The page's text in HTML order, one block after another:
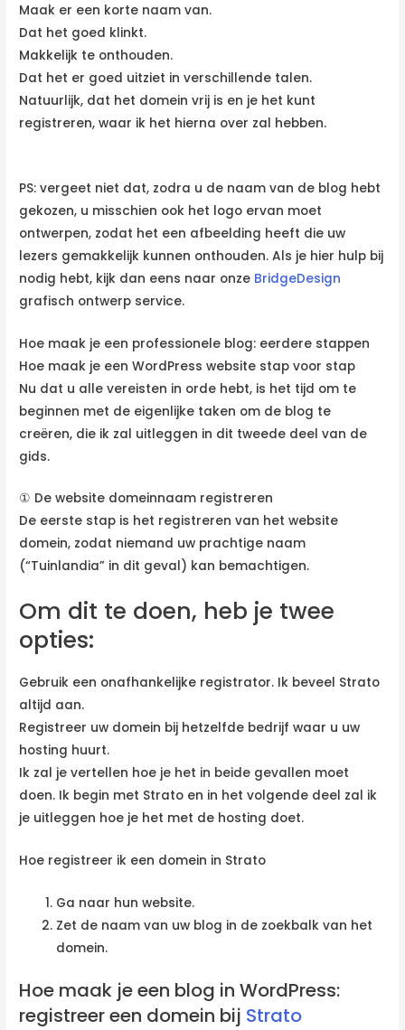
Maak er een korte naam van.
Dat het goed klinkt.
Makkelijk te onthouden.
Dat het er goed uitziet in verschillende talen.
Natuurlijk, dat het domein vrij is en je het kunt
registreren, waar ik het hierna over zal hebben.
PS: vergeet niet dat, zodra u de naam van de blog hebt
gekozen, u misschien ook het logo ervan moet
ontwerpen, zodat het een afbeelding heeft die uw
lezers gemakkelijk kunnen onthouden. Als je hier hulp bij
nodig hebt, kijk dan eens naar onze BridgeDesign
grafisch ontwerp service.
Hoe maak je een professionele blog: eerdere stappen
Hoe maak je een WordPress website stap voor stap
Nu dat u alle vereisten in orde hebt, is het tijd om te
beginnen met de eigenlijke taken om de blog te
creëren, die ik zal uitleggen in dit tweede deel van de
gids.
① De website domeinnaam registreren
De eerste stap is het registreren van het website
domein, zodat niemand uw prachtige naam
(“Tuinlandia” in dit geval) kan bemachtigen.
Om dit te doen, heb je twee
opties:
Gebruik een onafhankelijke registrator. Ik beveel Strato
altijd aan.
Registreer uw domein bij hetzelfde bedrijf waar u uw
hosting huurt.
Ik zal je vertellen hoe je het in beide gevallen moet
doen. Ik begin met Strato en in het volgende deel zal ik
je uitleggen hoe je het met de hosting doet.
Hoe registreer ik een domein in Strato
Ga naar hun website.
Zet de naam van uw blog in de zoekbalk van het
domein.
Hoe maak je een blog in WordPress:
registreer een domein bij Strato